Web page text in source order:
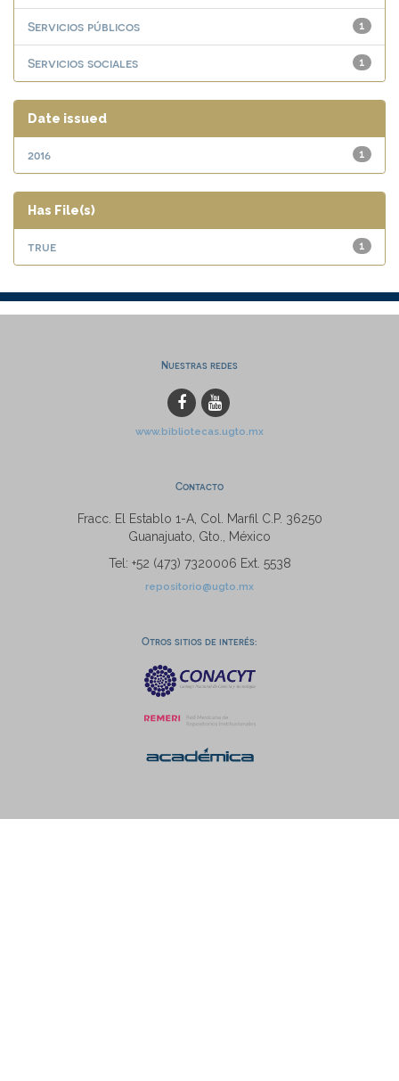
1
Servicios públicos
1
Servicios sociales
Date issued
1
2016
Has File(s)
1
true
Nuestras redes
www.bibliotecas.ugto.mx
Contacto
Fracc. El Establo 1-A, Col. Marfil C.P. 36250
Guanajuato, Gto., México
Tel: +52 (473) 7320006 Ext. 5538
repositorio@ugto.mx
Otros sitios de interés: